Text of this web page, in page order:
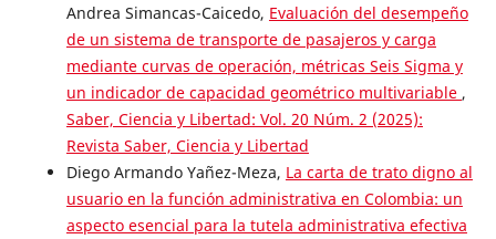
Andrea Simancas-Caicedo, Evaluación del desempeño
de un sistema de transporte de pasajeros y carga
mediante curvas de operación, métricas Seis Sigma y
un indicador de capacidad geométrico multivariable ,
Saber, Ciencia y Libertad: Vol. 20 Núm. 2 (2025):
Revista Saber, Ciencia y Libertad
Diego Armando Yañez-Meza, La carta de trato digno al
usuario en la función administrativa en Colombia: un
aspecto esencial para la tutela administrativa efectiva